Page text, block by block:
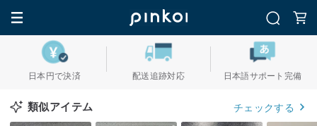
日本円で決済 配送追跡対応 日本語サポート完備
類似アイテム チェックする